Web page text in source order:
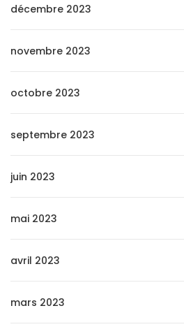
décembre 2023
novembre 2023
octobre 2023
septembre 2023
juin 2023
mai 2023
avril 2023
mars 2023